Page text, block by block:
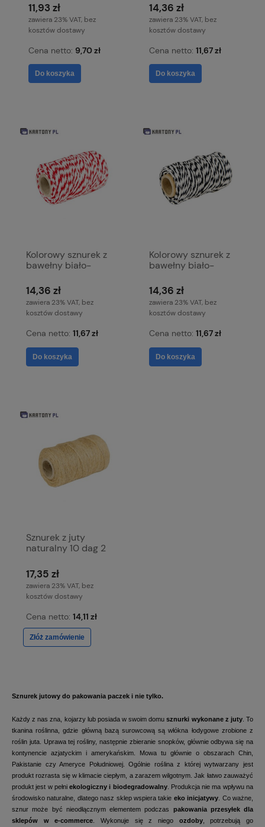
11,93 zł
zawiera 23% VAT, bez
kosztów dostawy
Cena netto: 9,70 zł
Do koszyka
14,36 zł
zawiera 23% VAT, bez
kosztów dostawy
Cena netto:11,67 zł
Do koszyka
Kolorowy sznurek z
bawełny biało-
14,36 zł
zawiera 23% VAT, bez
kosztów dostawy
Cena netto: 11,67 zł
Do koszyka
Kolorowy sznurek z
bawełny biało-
14,36 zł
zawiera 23% VAT, bez
kosztów dostawy
Cena netto:11,67 zł
Do koszyka
Sznurek z juty
naturalny 10 dag 2
17,35 zł
zawiera 23% VAT, bez
kosztów dostawy
Cena netto: 14,11 zł
Złóż zamówienie
Sznurek jutowy do pakowania paczek i nie tylko.
Każdy z nas zna, kojarzy lub posiada w swoim domusznurki wykonane z juty. To
tkanina roślinna, gdzie główną bazą surowcową są włókna łodygowe zrobione z
roślin juta. Uprawa tej rośliny, następnie zbieranie snopków, głównie odbywa się na
kontynencie azjatyckim i amerykańskim. Mowa tu głównie o obszarach Chin,
Pakistanie czy Ameryce Południowej. Ogólnie roślina z której wytwarzany jest
produkt rozrasta się w klimacie ciepłym, a zarazem wilgotnym. Jak łatwo zauważyć
produkt jest w pełniekologiczny i biodegradowalny. Produkcja nie ma wpływu na
środowisko naturalne, dlatego nasz sklep wspiera takie eko inicjatywy . Co ważne,
sznur może być nieodłącznym elementem podczas pakowania przesyłek dla
sklepów w e-commerce . Wykonuje się z niego ozdoby, potrzebują go